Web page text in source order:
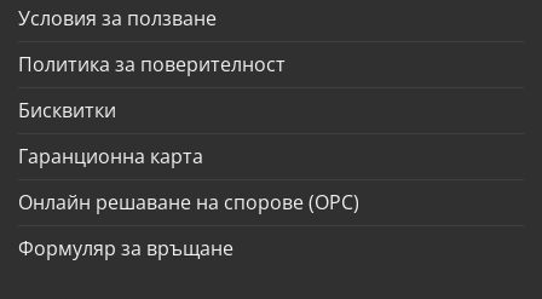
Условия за ползване
Политика за поверителност
Бисквитки
Гаранционна карта
Онлайн решаване на спорове (ОРС)
Формуляр за връщане